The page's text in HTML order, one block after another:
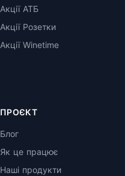
Акції АТБ
Акції Розетки
Акції Winetime
ПРОЄКТ
Блог
Як це працює
Наші продукти